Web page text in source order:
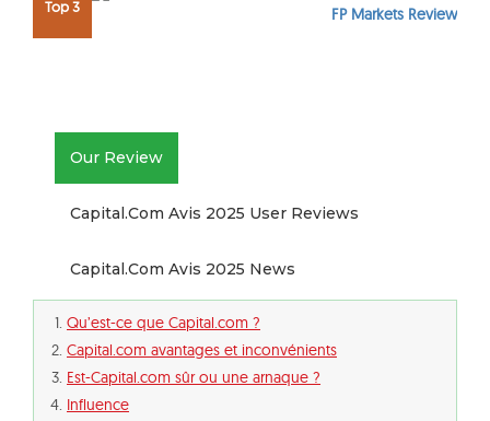
Top 3 FP Markets Review
Our Review
Capital.com Avis 2025 User Reviews
Capital.com Avis 2025 News
Qu’est-ce que Capital.com ?
Capital.com avantages et inconvénients
Est-Capital.com sûr ou une arnaque ?
Influence